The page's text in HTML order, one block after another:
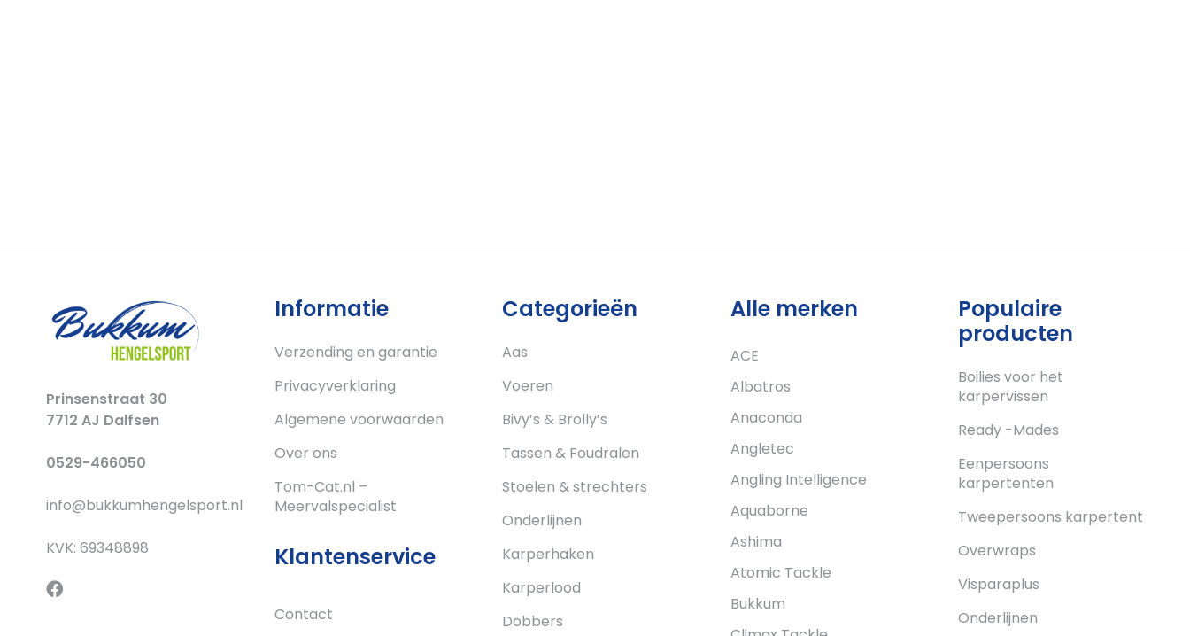
Prinsenstraat 30
7712 AJ Dalfsen
0529-466050
info@bukkumhengelsport.nl
KVK: 69348898
Informatie
Verzending en garantie
Privacyverklaring
Algemene voorwaarden
Over ons
Tom-Cat.nl –
Meervalspecialist
Klantenservice
Contact
Categorieën
Aas
Voeren
Bivy’s & Brolly’s
Tassen & Foudralen
Stoelen & strechters
Onderlijnen
Karperhaken
Karperlood
Dobbers
Alle merken
ACE
Albatros
Anaconda
Angletec
Angling Intelligence
Aquaborne
Ashima
Atomic Tackle
Bukkum
Populaire
producten
Boilies voor het
karpervissen
Ready -Mades
Eenpersoons
karpertenten
Tweepersoons karpertent
Overwraps
Visparaplus
Onderlijnen